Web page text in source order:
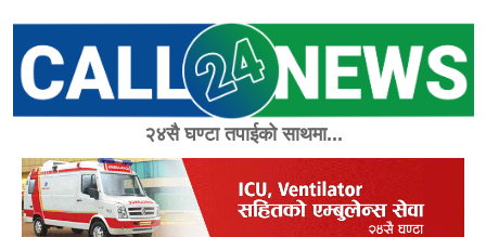
content
२४सै घण्टा तपाईको साथमा...